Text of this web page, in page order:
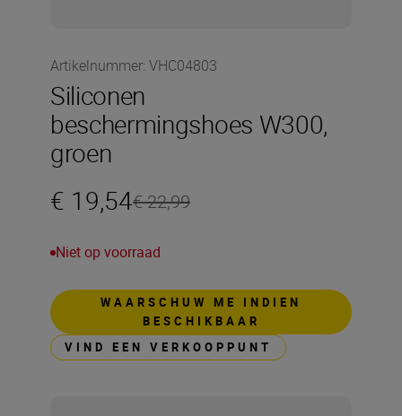
Artikelnummer: VHC04803
Siliconen
beschermingshoes W300,
groen
€ 19,54€ 22,99
Niet op voorraad
WAARSCHUW ME INDIEN
BESCHIKBAAR
VIND EEN VERKOOPPUNT